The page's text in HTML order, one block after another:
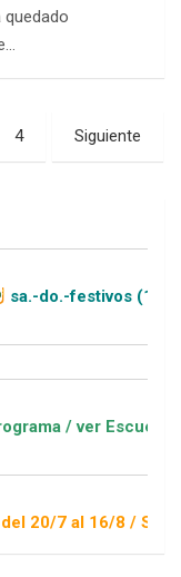
4 Siguiente
(11-20h)
Escuelas
16/8 / Sorteo 1 de